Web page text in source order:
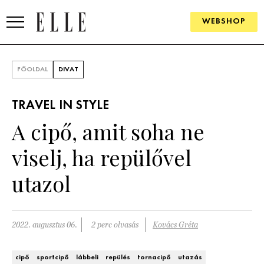
WEBSHOP
SZÉPSÉG
ÉLETMÓD
PÁRKAPCSOLAT
FŐOLDAL DIVAT
TRAVEL IN STYLE
A cipő, amit soha ne
viselj, ha repülővel
utazol
2022. augusztus 06. 2 perc olvasás Kovács Gréta
cipő sportcipő lábbeli repülés tornacipő utazás